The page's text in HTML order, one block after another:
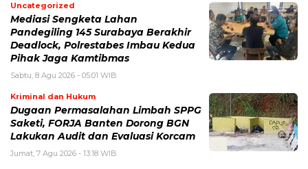
Uncategorized
Mediasi Sengketa Lahan
Pandegiling 145 Surabaya Berakhir
Deadlock, Polrestabes Imbau Kedua
Pihak Jaga Kamtibmas
Sabtu, 8 Agu 2026 - 05:01 WIB
Kriminal dan Hukum
Dugaan Permasalahan Limbah SPPG
Saketi, FORJA Banten Dorong BGN
Lakukan Audit dan Evaluasi Korcam
Jumat, 7 Agu 2026 - 13:18 WIB